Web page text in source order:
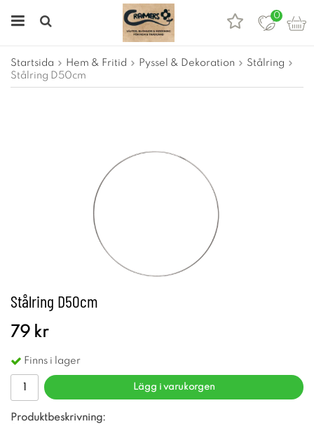
0
Startsida Hem & Fritid Pyssel & Dekoration
Stålring
Stålring D50cm
Stålring D50cm
79 kr
Finns i lager
Lägg i varukorgen
Produktbeskrivning: